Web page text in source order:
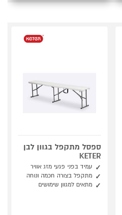
ספסל מתקפל בגוון לבן
KETER
עמיד בפני פגעי מזג אוויר
מתקפל בצורה חכמה ונוחה
מתאים למגוון שימושים